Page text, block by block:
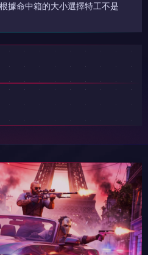
據命中箱的大小選擇特工不是